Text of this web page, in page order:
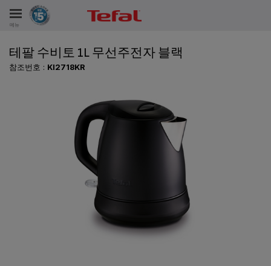
메뉴
테팔 수비토 1L 무선주전자 블랙
참조번호 : KI2718KR